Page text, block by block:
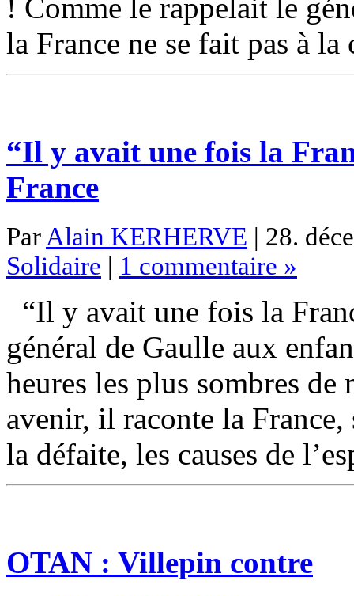
! Comme le rappelait le
la France ne se fait pas à
“Il y avait une fois la
France
Par Alain KERHERVE | 28.
Solidaire | 1 commentaire »
“Il y avait une fois la
général de Gaulle aux
heures les plus sombres de
avenir, il raconte la
la défaite, les causes de
OTAN : Villepin contre